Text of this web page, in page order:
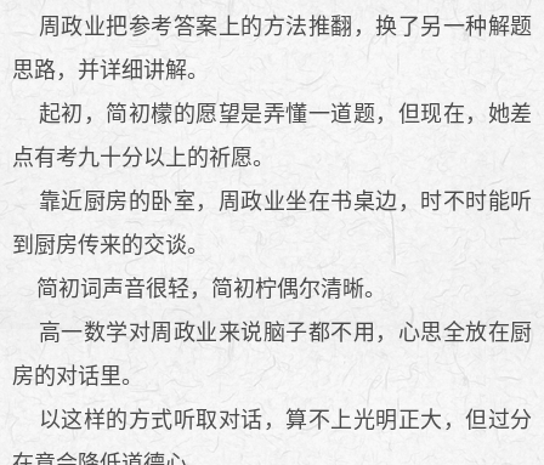
周政业把参考答案上的方法推翻，换了另一种解题
思路，并详细讲解。
起初，简初檬的愿望是弄懂一道题，但现在，她差
点有考九十分以上的祈愿。
靠近厨房的卧室，周政业坐在书桌边，时不时能听
到厨房传来的交谈。
简初词声音很轻，简初柠偶尔清晰。
高一数学对周政业来说脑子都不用，心思全放在厨
房的对话里。
以这样的方式听取对话，算不上光明正大，但过分